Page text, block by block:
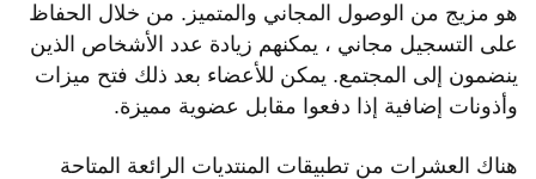
هو مزيج من الوصول المجاني والمتميز. من خلال الحفاظ
على التسجيل مجاني ، يمكنهم زيادة عدد الأشخاص الذين
ينضمون إلى المجتمع. يمكن للأعضاء بعد ذلك فتح ميزات
وأذونات إضافية إذا دفعوا مقابل عضوية مميزة.
هناك العشرات من تطبيقات المنتديات الرائعة المتاحة